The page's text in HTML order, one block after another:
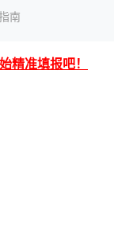
南
精准填报吧！